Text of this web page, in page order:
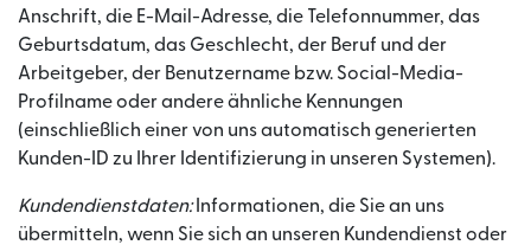
Anschrift, die E-Mail-Adresse, die Telefonnummer, das
Geburtsdatum, das Geschlecht, der Beruf und der
Arbeitgeber, der Benutzername bzw. Social-Media-
Profilname oder andere ähnliche Kennungen
(einschließlich einer von uns automatisch generierten
Kunden-ID zu Ihrer Identifizierung in unseren Systemen).
Kundendienstdaten:Informationen, die Sie an uns
übermitteln, wenn Sie sich an unseren Kundendienst oder